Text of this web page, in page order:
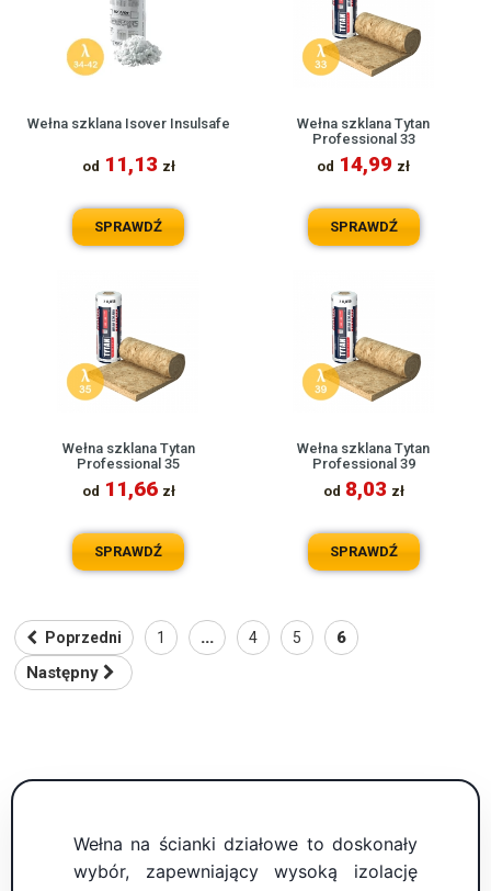
Wełna szklana Isover Insulsafe
od 11,13 zł
SPRAWDŹ
Wełna szklana Tytan
Professional 33
od 14,99 zł
SPRAWDŹ
Wełna szklana Tytan
Professional 35
od 11,66 zł
SPRAWDŹ
Wełna szklana Tytan
Professional 39
od 8,03 zł
SPRAWDŹ
Poprzedni 1 ... 4 5
6
Następny
Wełna na ścianki działowe to doskonały
wybór, zapewniający wysoką izolację